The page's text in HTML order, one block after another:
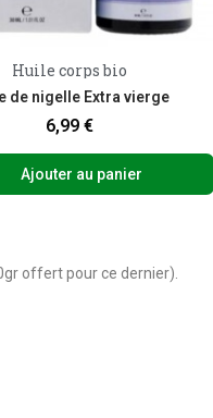
Aperçu rapide
Huile corps bio
de nigelle Extra vierge
6,99 €
Ajouter au panier
offert pour ce dernier).